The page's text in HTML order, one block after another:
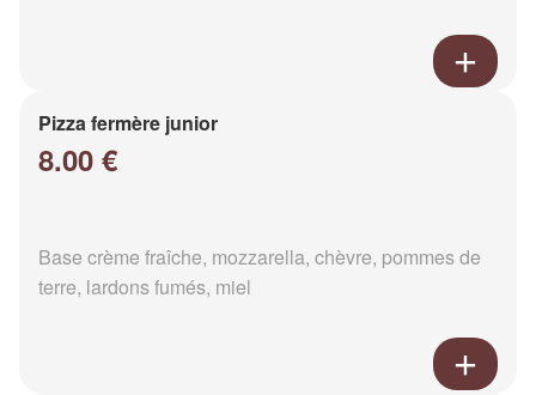
Pizza fermère junior
8.00 €
Base crème fraîche, mozzarella, chèvre, pommes de
terre, lardons fumés, miel